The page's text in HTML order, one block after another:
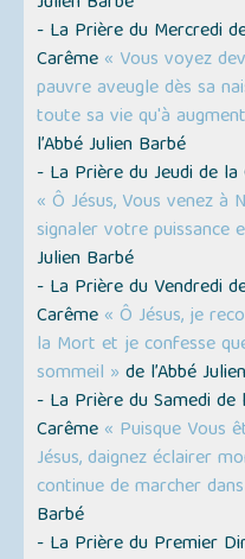
- La Prière du Mercredi
Carême « Vous voyez
pauvre aveugle dès sa
toute sa vie qu'à
l’Abbé Julien Barbé
- La Prière du Jeudi de
« Ô Jésus, Vous venez
signaler votre puissance
Julien Barbé
- La Prière du Vendredi
Carême « Ô Jésus, je
la Mort et je confesse
sommeil » de l’Abbé
- La Prière du Samedi
Carême « Puisque Vous
Jésus, daignez éclairer
continue de marcher
Barbé
- La Prière du Premier